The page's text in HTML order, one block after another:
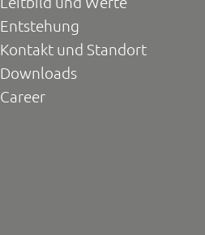
Entstehung
Kontakt und Standort
Downloads
Career